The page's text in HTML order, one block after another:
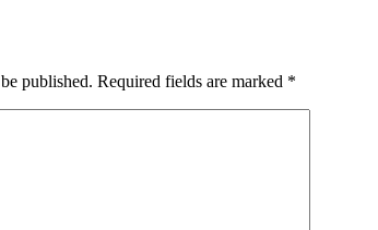
published. Required fields are marked *